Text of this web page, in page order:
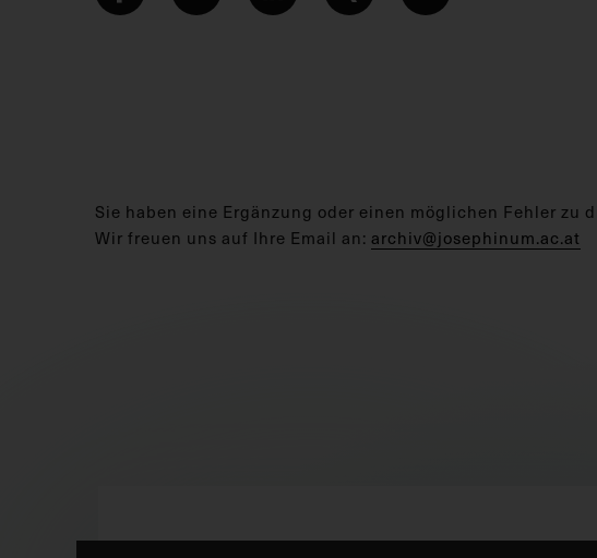
Sie haben eine Ergänzung oder einen möglichen Fehler zu
Wir freuen uns auf Ihre Email an: archiv@josephinum.ac.at